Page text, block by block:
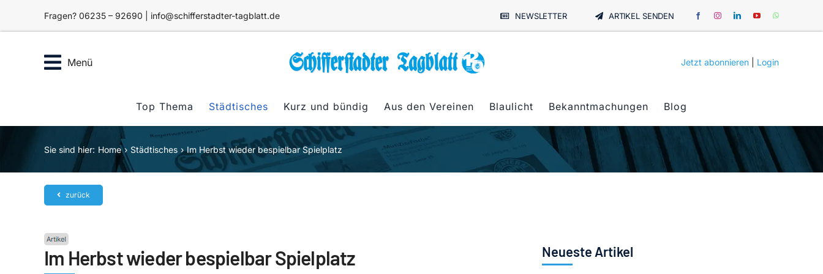
Fragen? 06235 – 92690 | info@schifferstadter-tagblatt.de NEWSLETTER ARTIKEL SENDEN
Menü Jetzt abonnieren Login
Top Thema Städtisches Kurz und bündig Aus den Vereinen Blaulicht Bekanntmachungen Blog
Sie sind hier: Home Städtisches Im Herbst wieder bespielbar Spielplatz
zurück
Im Herbst wieder bespielbar Spielplatz Neueste Artikel